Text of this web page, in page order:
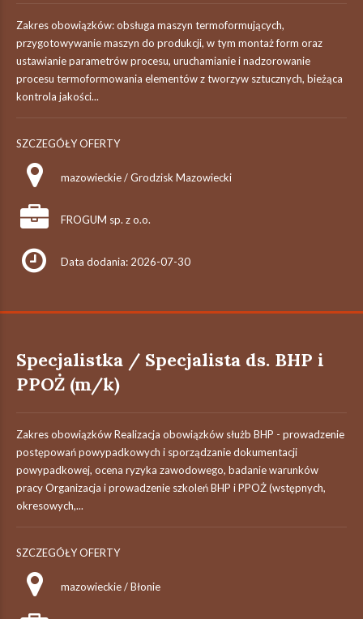
Zakres obowiązków: obsługa maszyn termoformujących,
przygotowywanie maszyn do produkcji, w tym montaż form oraz
ustawianie parametrów procesu, uruchamianie i nadzorowanie
procesu termoformowania elementów z tworzyw sztucznych, bieżąca
kontrola jakości...
SZCZEGÓŁY OFERTY
mazowieckie / Grodzisk Mazowiecki
FROGUM sp. z o.o.
Data dodania: 2026-07-30
Specjalistka / Specjalista ds. BHP i
PPOŻ (m/k)
Zakres obowiązków Realizacja obowiązków służb BHP - prowadzenie
postępowań powypadkowych i sporządzanie dokumentacji
powypadkowej, ocena ryzyka zawodowego, badanie warunków
pracy Organizacja i prowadzenie szkoleń BHP i PPOŻ (wstępnych,
okresowych,...
SZCZEGÓŁY OFERTY
mazowieckie / Błonie